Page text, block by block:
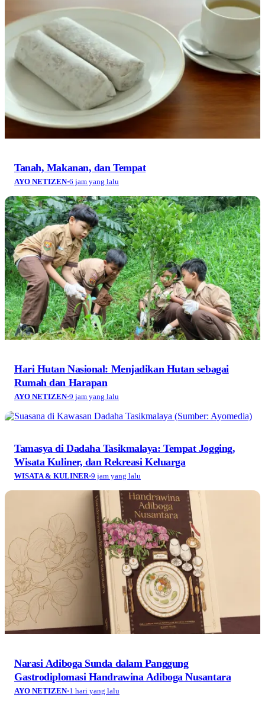
Tanah, Makanan, dan Tempat
AYO NETIZEN·6 jam yang lalu
Hari Hutan Nasional: Menjadikan Hutan sebagai
Rumah dan Harapan
AYO NETIZEN·9 jam yang lalu
Tamasya di Dadaha Tasikmalaya: Tempat Jogging,
Wisata Kuliner, dan Rekreasi Keluarga
WISATA & KULINER·9 jam yang lalu
Narasi Adiboga Sunda dalam Panggung
Gastrodiplomasi Handrawina Adiboga Nusantara
AYO NETIZEN·1 hari yang lalu